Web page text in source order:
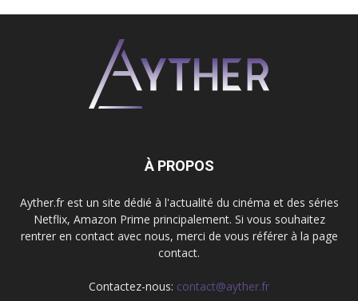
À PROPOS
Ayther.fr est un site dédié à l'actualité du cinéma et des séries
Netflix, Amazon Prime principalement. Si vous souhaitez
rentrer en contact avec nous, merci de vous référer à la page
contact.
Contactez-nous: contact@ayther.fr